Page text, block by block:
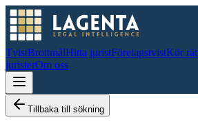
TvistBrottmålHitta juristFöretagstvistKör
juristerOm oss
Tillbaka till sökning